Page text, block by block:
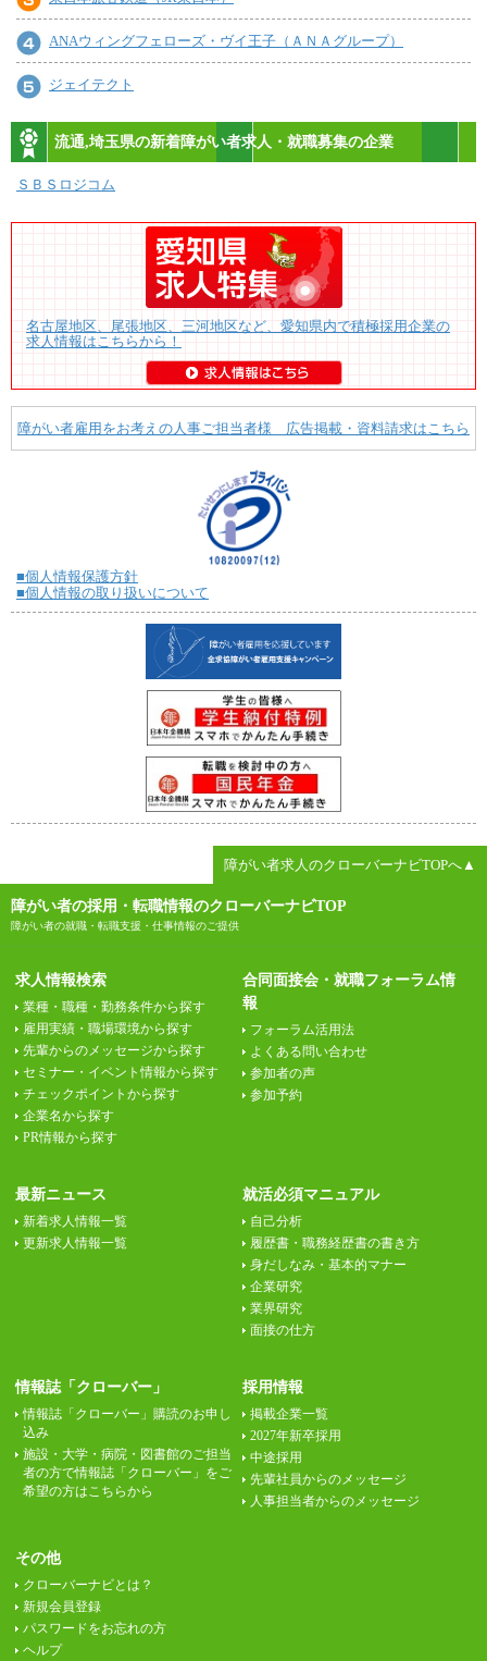
ANAウィングフェローズ・ヴイ王子（ＡＮＡグループ）
ジェイテクト
流通,埼玉県の新着障がい者求人・就職募集の企業
ＳＢＳロジコム
名古屋地区、尾張地区、三河地区など、愛知県内で積極採用企業の
求人情報はこちらから！
障がい者雇用をお考えの人事ご担当者様 広告掲載・資料請求はこちら
■個人情報保護方針
■個人情報の取り扱いについて
障がい者求人のクローバーナビTOPへ▲
障がい者の採用・転職情報のクローバーナビTOP
障がい者の就職・転職支援・仕事情報のご提供
求人情報検索
業種・職種・勤務条件から探す
雇用実績・職場環境から探す
先輩からのメッセージから探す
セミナー・イベント情報から探す
チェックポイントから探す
企業名から探す
PR情報から探す
合同面接会・就職フォーラム情
報
フォーラム活用法
よくある問い合わせ
参加者の声
参加予約
最新ニュース
新着求人情報一覧
更新求人情報一覧
就活必須マニュアル
自己分析
履歴書・職務経歴書の書き方
身だしなみ・基本的マナー
企業研究
業界研究
面接の仕方
情報誌「クローバー」
情報誌「クローバー」購読のお申し
込み
施設・大学・病院・図書館のご担当
者の方で情報誌「クローバー」をご
希望の方はこちらから
採用情報
掲載企業一覧
2027年新卒採用
中途採用
先輩社員からのメッセージ
人事担当者からのメッセージ
その他
クローバーナビとは？
新規会員登録
パスワードをお忘れの方
ヘルプ